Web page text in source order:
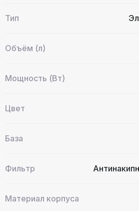
Тип
Объём (л)
Мощность (Вт)
Цвет
База
Фильтр
Материал корпуса